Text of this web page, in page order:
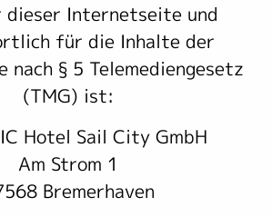
dieser Internetseite und
für die Inhalte der
§ 5 Telemediengesetz
(TMG) ist:
Hotel Sail City GmbH
Am Strom 1
Bremerhaven